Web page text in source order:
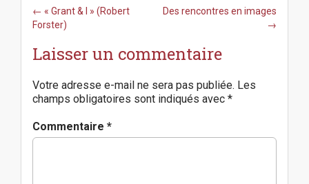
P
o
t
a
v
g
a
← « Grant & I » (Robert
Forster)
Des rencontres en images
→
Laisser un commentaire
Votre adresse e-mail ne sera pas publiée. Les
champs obligatoires sont indiqués avec *
Commentaire *